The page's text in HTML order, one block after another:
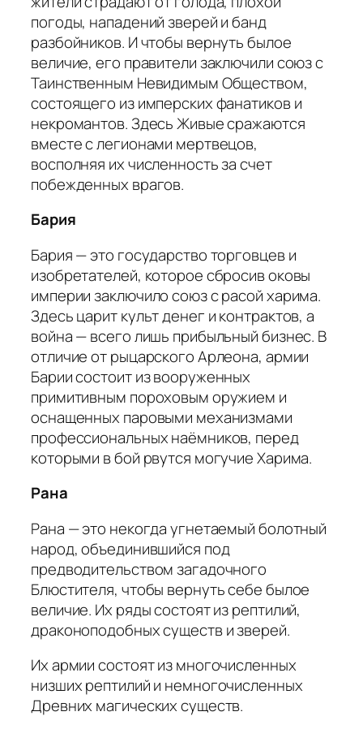
погоды, нападений зверей и банд
разбойников. И чтобы вернуть былое
величие, его правители заключили союз с
Таинственным Невидимым Обществом,
состоящего из имперских фанатиков и
некромантов. Здесь Живые сражаются
вместе с легионами мертвецов,
восполняя их численность за счет
побежденных врагов.
Бария
Бария — это государство торговцев и
изобретателей, которое сбросив оковы
империи заключило союз с расой харима.
Здесь царит культ денег и контрактов, а
война — всего лишь прибыльный бизнес. В
отличие от рыцарского Арлеона, армии
Барии состоит из вооруженных
примитивным пороховым оружием и
оснащенных паровыми механизмами
профессиональных наёмников, перед
которыми в бой рвутся могучие Харима.
Рана
Рана — это некогда угнетаемый болотный
народ, объединившийся под
предводительством загадочного
Блюстителя, чтобы вернуть себе былое
величие. Их ряды состоят из рептилий,
драконоподобных существ и зверей.
Их армии состоят из многочисленных
низших рептилий и немногочисленных
Древних магических существ.